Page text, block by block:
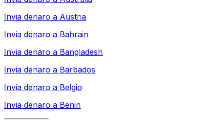
Invia denaro a Austria
Invia denaro a Bahrain
Invia denaro a Bangladesh
Invia denaro a Barbados
Invia denaro a Belgio
Invia denaro a Benin